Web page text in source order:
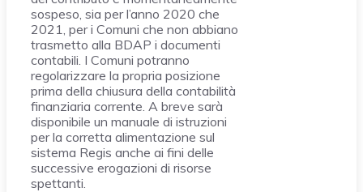
sospeso, sia per l’anno 2020 che
2021, per i Comuni che non abbiano
trasmetto alla BDAP i documenti
contabili. I Comuni potranno
regolarizzare la propria posizione
prima della chiusura della contabilità
finanziaria corrente. A breve sarà
disponibile un manuale di istruzioni
per la corretta alimentazione sul
sistema Regis anche ai fini delle
successive erogazioni di risorse
spettanti.